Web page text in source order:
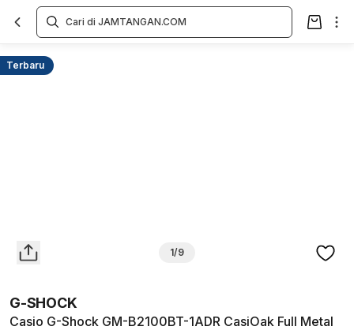
Terbaru
1/9
G-SHOCK
Casio G-Shock GM-B2100BT-1ADR CasiOak Full Metal
Overview